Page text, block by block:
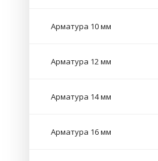
Арматура 10 мм
Арматура 12 мм
Арматура 14 мм
Арматура 16 мм